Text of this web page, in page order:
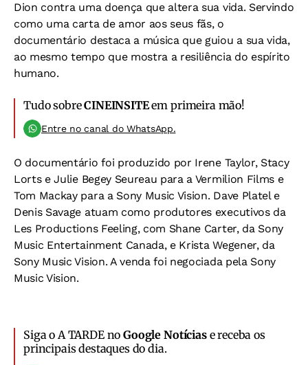
Dion contra uma doença que altera sua vida. Servindo
como uma carta de amor aos seus fãs, o
documentário destaca a música que guiou a sua vida,
ao mesmo tempo que mostra a resiliência do espírito
humano.
Tudo sobreCINEINSITEem primeira mão!
Entre no canal do WhatsApp.
O documentário foi produzido por Irene Taylor, Stacy
Lorts e Julie Begey Seureau para a Vermilion Films e
Tom Mackay para a Sony Music Vision. Dave Platel e
Denis Savage atuam como produtores executivos da
Les Productions Feeling, com Shane Carter, da Sony
Music Entertainment Canada, e Krista Wegener, da
Sony Music Vision. A venda foi negociada pela Sony
Music Vision.
Siga o A TARDE noGoogle Notíciase receba os
principais destaques do dia.